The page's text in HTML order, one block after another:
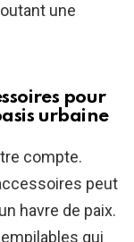
une
pour
urbaine
compte.
peut
havre de paix.
qui